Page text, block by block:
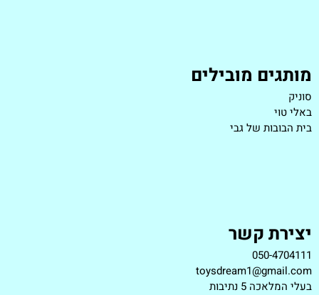
מותגים מובילים
סוניק
באלי טוי
בית הבובות של גבי
יצירת קשר
050-4704111
toysdream1@gmail.com
בעלי המלאכה 5 נתיבות